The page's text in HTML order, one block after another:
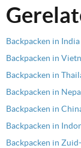
Backpacken in India
Backpacken in
Backpacken in
Backpacken in
Backpacken in
Backpacken in
Backpacken in